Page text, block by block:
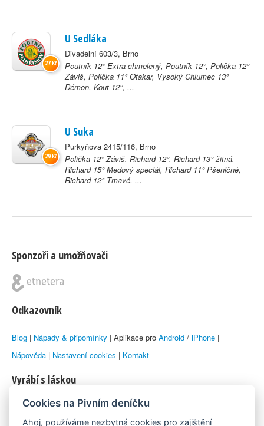
U Sedláka
Divadelní 603/3, Brno
Poutník 12° Extra chmelený, Poutník 12°, Polička 12°
Záviš, Polička 11° Otakar, Vysoký Chlumec 13°
Démon, Kout 12°, ...
27 Kč
U Suka
Purkyňova 2415/116, Brno
Polička 12° Záviš, Richard 12°, Richard 13° žitná,
Richard 15° Medový speciál, Richard 11° Pšeničné,
Richard 12° Tmavé, ...
29 Kč
Sponzoři a umožňovači
Odkazovník
Blog | Nápady & připomínky | Aplikace pro Android / iPhone |
Nápověda | Nastavení cookies | Kontakt
Vyrábí s láskou
© 2010–2026 byLukáš Zemanaka Emka
Cookies na Pivním deníčku
Ahoj, používáme nezbytná cookies pro zajištění